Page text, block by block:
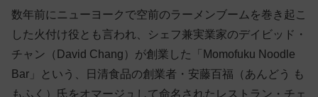
数年前にニューヨークで空前のラーメンブームを巻き起こ
した火付け役とも言われ、シェフ兼実業家のデイビッド・
チャン（David Chang）が創業した「Momofuku Noodle
Bar」という、日清食品の創業者・安藤百福（あんどう も
もふく）氏をオマージュして命名されたレストラン・チェ